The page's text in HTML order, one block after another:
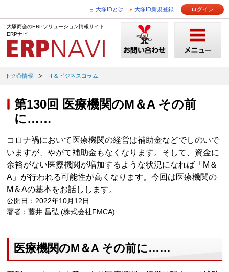
大塚IDとは 大塚ID新規登録 ログイン
大塚商会のERPソリューション情報サイト
ERPナビ
トク◎情報 IT＆ビジネスコラム
第130回 医療機関のM＆A その前
に……
コロナ禍において医療機関の経営は補助金などでしのいで
いますが、やがて補助金もなくなります。そして、資金に
余裕がない医療機関が増加するような状況になれば「M＆
A」が行われる可能性が高くなります。今回は医療機関の
M＆Aの基本をお話しします。
公開日：2022年10月12日
著者：藤井 昌弘 (株式会社FMCA)
医療機関のM＆A その前に……